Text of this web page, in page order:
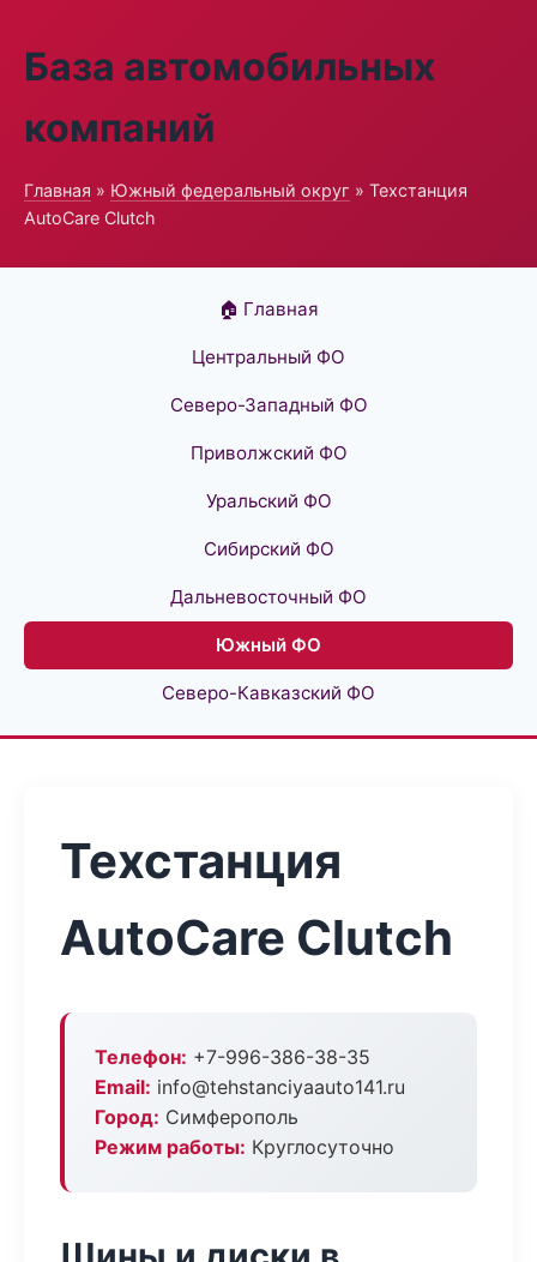
База автомобильных
компаний
Главная » Южный федеральный округ » Техстанция
AutoCare Clutch
🏠 Главная
Центральный ФО
Северо-Западный ФО
Приволжский ФО
Уральский ФО
Сибирский ФО
Дальневосточный ФО
Южный ФО
Северо-Кавказский ФО
Техстанция
AutoCare Clutch
Телефон: +7-996-386-38-35
Email: info@tehstanciyaauto141.ru
Город: Симферополь
Режим работы: Круглосуточно